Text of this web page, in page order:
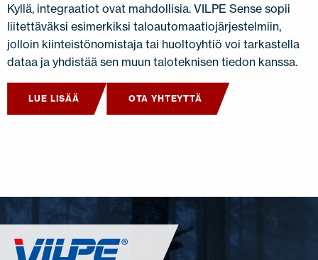
Kyllä, integraatiot ovat mahdollisia. VILPE Sense sopii
liitettäväksi esimerkiksi taloautomaatiojärjestelmiin,
jolloin kiinteistönomistaja tai huoltoyhtiö voi tarkastella
dataa ja yhdistää sen muun taloteknisen tiedon kanssa.
LUE LISÄÄ OTA YHTEYTTÄ